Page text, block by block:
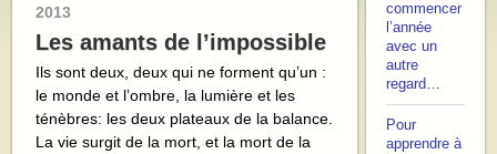
2013
Les amants de l’impossible
Ils sont deux, deux qui ne forment qu’un :
le monde et l’ombre, la lumière et les
ténèbres: les deux plateaux de la balance.
La vie surgit de la mort, et la mort de la
commencer
l’année
avec un
autre
regard…
Pour
apprendre à